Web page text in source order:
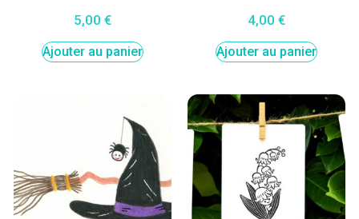
5,00 €
Ajouter au panier
4,00 €
Ajouter au panier